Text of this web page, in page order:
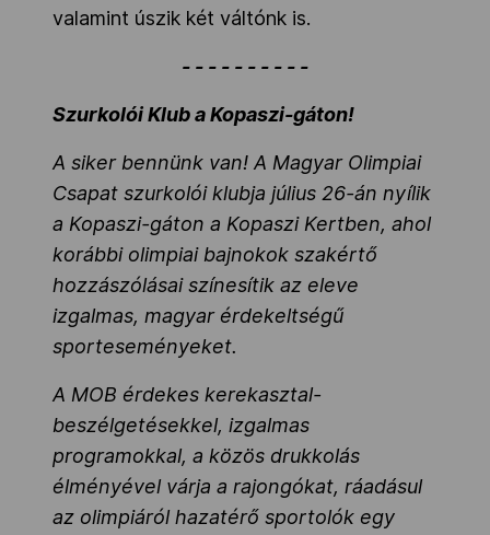
valamint úszik két váltónk is.
- - - - - - - - - -
Szurkolói Klub a Kopaszi-gáton!
A siker bennünk van! A Magyar Olimpiai
Csapat szurkolói klubja július 26-án nyílik
a Kopaszi-gáton a Kopaszi Kertben, ahol
korábbi olimpiai bajnokok szakértő
hozzászólásai színesítik az eleve
izgalmas, magyar érdekeltségű
sporteseményeket.
A MOB érdekes kerekasztal-
beszélgetésekkel, izgalmas
programokkal, a közös drukkolás
élményével várja a rajongókat, ráadásul
az olimpiáról hazatérő sportolók egy